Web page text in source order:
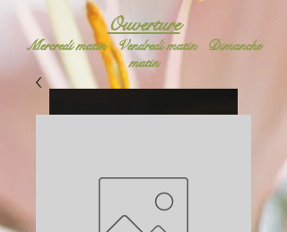
Ouverture
Mercredi matinVendredi matin Dimanche
matin